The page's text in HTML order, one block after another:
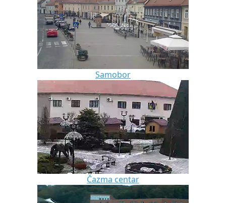
Samobor
Čazma centar